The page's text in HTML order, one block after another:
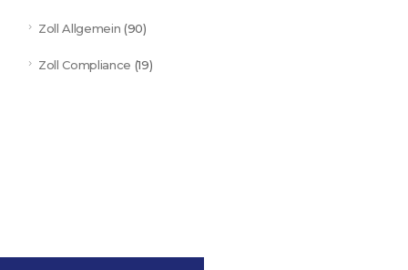
Zoll Allgemein (90)
Zoll Compliance (19)